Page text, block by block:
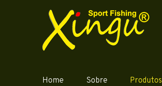
Home Sobre Produtos